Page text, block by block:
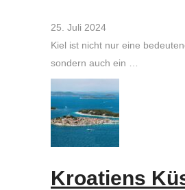
25. Juli 2024
Kiel ist nicht nur eine
sondern auch ein …
Kroatiens